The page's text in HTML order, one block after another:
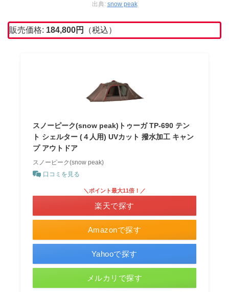
出典: snow peak
販売価格: 184,800円 （税込）
スノーピーク(snow peak)トゥーガ TP-690 テン
ト シェルター (４人用) UVカット 撥水加工 キャン
プ アウトドア
スノーピーク(snow peak)
口コミを見る
Amazonで探す
＼ポイント最大11倍！／
楽天で探す
Yahooで探す
メルカリで探す